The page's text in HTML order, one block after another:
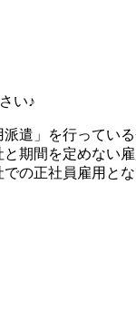
い♪
遣」を行っている
期間を定めない
の正社員雇用と